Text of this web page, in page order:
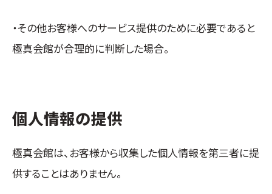
・その他お客様へのサービス提供のために必要であると
極真会館が合理的に判断した場合。
個人情報の提供
極真会館は、お客様から収集した個人情報を第三者に提
供することはありません。